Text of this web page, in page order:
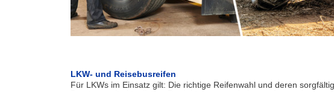
LKW- und Reisebusreifen
Für LKWs im Einsatz gilt: Die richtige Reifenwahl und deren